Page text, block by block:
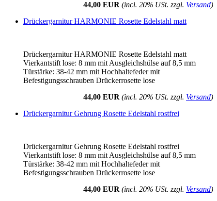
44,00 EUR (incl. 20% USt. zzgl. Versand)
Drückergarnitur HARMONIE Rosette Edelstahl matt
Drückergarnitur HARMONIE Rosette Edelstahl matt
Vierkantstift lose: 8 mm mit Ausgleichshülse auf 8,5 mm
Türstärke: 38-42 mm mit Hochhaltefeder mit
Befestigungsschrauben Drückerrosette lose
44,00 EUR (incl. 20% USt. zzgl. Versand)
Drückergarnitur Gehrung Rosette Edelstahl rostfrei
Drückergarnitur Gehrung Rosette Edelstahl rostfrei
Vierkantstift lose: 8 mm mit Ausgleichshülse auf 8,5 mm
Türstärke: 38-42 mm mit Hochhaltefeder mit
Befestigungsschrauben Drückerrosette lose
44,00 EUR (incl. 20% USt. zzgl. Versand)